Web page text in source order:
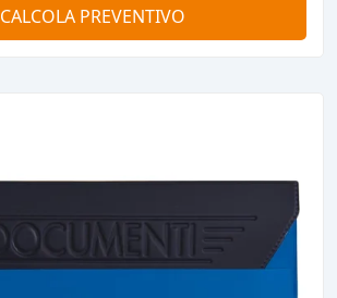
CALCOLA PREVENTIVO